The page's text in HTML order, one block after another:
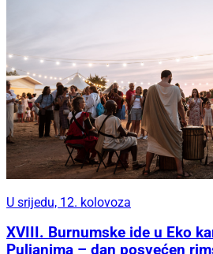
U srijedu, 12. kolovoza
XVIII. Burnumske ide u Eko
Puljanima – dan posvećen